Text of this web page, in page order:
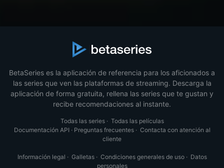
BetaSeries es la aplicación de referencia para los aficionados a
las series que ven las plataformas de streaming. Descarga la
aplicación de forma gratuita, rellena las series que te gustan y
recibe recomendaciones al instante.
Todas las series· Todas las películas
Documentación API · Preguntas frecuentes· Contacta con atención al
cliente
Información legal · Galletas· Condiciones generales de uso· Datos
personales